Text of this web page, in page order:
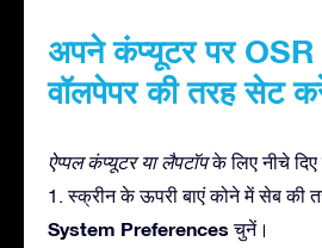
अपने कंप्यूटर पर OSR
वॉलपेपर की तरह सेट
ऐप्पल कंप्यूटर या लैपटॉपके लिए नीचे दिए
1. स्क्रीन के ऊपरी बाएं कोने में सेब की
System Preferences चुनें।